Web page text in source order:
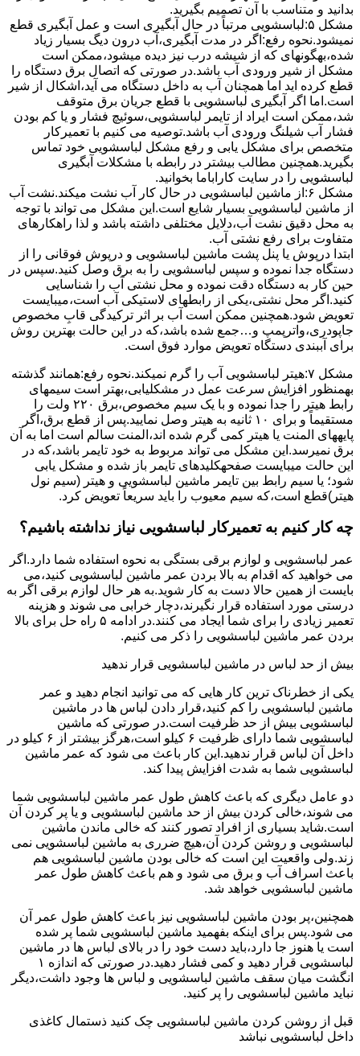
بدانید و متناسب با آن تصمیم بگیرید.
مشکل ۵:لباسشویی مرتباً در ﺣﺎل آﺑﮕﯿﺮی اﺳﺖ و ﻋﻤﻞ آﺑﮕﯿﺮی ﻗﻄﻊ
نمیشود.نحوه رﻓﻊ:اﮔﺮ در ﻣﺪت آﺑﮕﯿﺮی،آب درون دﯾﮓ ﺑﺴﯿﺎر زﯾﺎد
ﺷﺪه،بهگونهای ﮐﻪ از ﺷﯿﺸﻪ درب ﻧﯿﺰ دﯾﺪه میشود،ممکن است
مشکل از شیر ورودی آب باشد.در صورتی که اتصال برق دستگاه را
قطع کرده اید اما همچنان آب به داخل دستگاه می آید،اشکال از شیر
است.اما اگر آبگیری لباسشویی با قطع جریان برق متوقف
شد،ممکن است ایراد از تایمر لباسشویی،سوئیچ فشار و یا کم بودن
فشار آب شیلنگ ورودی آب باشد.توصیه می کنیم با تعمیرکار
متخصص برای مشکل یابی و رفع مشکل لباسشویی خود تماس
بگیرید.همچنین مطالب بیشتر در رابطه با مشکلات آبگیری
لباسشویی را در سایت کاراباما بخوانید.
مشکل ۶:از ﻣﺎﺷﯿﻦ لباسشویی در ﺣﺎل ﮐﺎر آب ﻧﺸﺖ میکند.نشت آب
از ماشین لباسشویی بسیار شایع است.این مشکل می تواند با توجه
به محل دقیق نشت آب،دلایل مختلفی داشته باشد و لذا راهکارهای
متفاوت برای رفع نشتی آب.
ابتدا درپوش یا پنل ﭘﺸﺖ ﻣﺎﺷﯿﻦ لباسشویی و درپوش ﻓﻮﻗﺎﻧﯽ را از
دستگاه ﺟﺪا ﻧﻤﻮده و ﺳﭙﺲ لباسشویی را ﺑﻪ ﺑﺮق وصل ﮐﻨﯿﺪ.سپس در
حین کار به دستگاه دقت نموده و ﻣﺤﻞ نشتی آب را ﺷﻨﺎﺳﺎﯾﯽ
کنید.اﮔﺮ ﻣﺤﻞ نشتی،ﯾﮑﯽ از رابطهای ﻻﺳﺘﯿﮑﯽ آب اﺳﺖ،میبایست
ﺗﻌﻮﯾﺾ شود.همچنین ﻣﻤﮑﻦ اﺳﺖ آب بر اثر ﺗﺮﮐﯿﺪﮔﯽ قابِ ﻣﺨﺼﻮص
ﺟﺎﭘﻮدری،واترپمپ و…جمع شده ﺑﺎﺷﺪ،ﮐﻪ در این حالت بهترین روش
برای آببندی دستگاه ﺗﻌﻮﯾﺾ ﻣﻮارد ﻓﻮق اﺳﺖ.
مشکل ۷:ﻫﯿﺘﺮ لباسشویی آب را ﮔﺮم نمیکند.نحوه رﻓﻊ:ﻫﻤﺎﻧﻨﺪ ﮔﺬﺷﺘﻪ
بهمنظور اﻓﺰاﯾﺶ ﺳﺮﻋﺖ ﻋﻤﻞ در مشکلیابی،بهتر است سیمهای
راﺑﻂ ﻫﯿﺘﺮ را ﺟﺪا ﻧﻤﻮده و ﺑﺎ ﯾﮏ ﺳﯿﻢ ﻣﺨﺼﻮص،برق ۲۲۰ ولت را
مستقیماً و برای ۱۰ ﺛﺎﻧﯿﻪ ﺑﻪ ﻫﯿﺘﺮ وصل نمایید.ﭘﺲ از ﻗﻄﻊ ﺑﺮق،اﮔﺮ
پایههای اﻟﻤﻨﺖ یا هیتر کمی ﮔﺮم ﺷﺪه اند،اﻟﻤﻨﺖ ﺳﺎﻟﻢ است اما ﺑﻪ آن
ﺑﺮق نمیرسد.اﯾﻦ ﻣﺸﮑﻞ می تواند مربوط به ﺧﻮد ﺗﺎﯾﻤﺮ باشد،ﮐﻪ در
این حالت میبایست صفحهکلیدهای ﺗﺎﯾﻤﺮ باز شده و مشکل یابی
شود؛ ﯾﺎ ﺳﯿﻢ راﺑﻂ ﺑﯿﻦ ﺗﺎﯾﻤﺮ ماشین لباسشویی و ﻫﯿﺘﺮ (سیم ﻧﻮل
ﻫﯿﺘﺮ)ﻗﻄﻊ اﺳﺖ،ﮐﻪ ﺳﯿﻢ ﻣﻌﯿﻮب را ﺑﺎﯾﺪ سریعاً ﺗﻌﻮﯾﺾ کرد.
چه کار کنیم به تعمیرکار لباسشویی نیاز نداشته باشیم؟
عمر لباسشویی و لوازم برقی بستگی به نحوه استفاده شما دارد.اگر
می خواهید که اقدام به بالا بردن عمر ماشین لباسشویی کنید،می
بایست از همین حالا دست به کار شوید.به هر حال لوازم برقی اگر به
درستی مورد استفاده قرار نگیرند،دچار خرابی می شوند و هزینه
تعمیر زیادی را برای شما ایجاد می کنند.در ادامه ۵ راه حل برای بالا
بردن عمر ماشین لباسشویی را ذکر می کنیم.
بیش از حد لباس در ماشین لباسشویی قرار ندهید
یکی از خطرناک ترین کار هایی که می توانید انجام دهید و عمر
ماشین لباسشویی را کم کنید،قرار دادن لباس ها در ماشین
لباسشویی بیش از حد ظرفیت است.در صورتی که ماشین
لباسشویی شما دارای ظرفیت ۶ کیلو است،هرگز بیشتر از ۶ کیلو در
داخل آن لباس قرار ندهید.این کار باعث می شود که عمر ماشین
لباسشویی شما به شدت افزایش پیدا کند.
دو عامل دیگری که باعث کاهش طول عمر ماشین لباسشویی شما
می شوند،خالی کردن بیش از حد ماشین لباسشویی و یا پر کردن آن
است.شاید بسیاری از افراد تصور کنند که خالی ماندن ماشین
لباسشویی و روشن کردن آن،هیچ ضرری به ماشین لباسشویی نمی
زند.ولی واقعیت این است که خالی بودن ماشین لباسشویی هم
باعث اسراف آب و برق می شود و هم باعث کاهش طول عمر
ماشین لباسشویی خواهد شد.
همچنین،پر بودن ماشین لباسشویی نیز باعث کاهش طول عمر آن
می شود.پس برای اینکه بفهمید ماشین لباسشویی شما پر شده
است یا هنوز جا دارد،باید دست خود را در بالای لباس ها در ماشین
لباسشویی قرار دهید و کمی فشار دهید.در صورتی که اندازه ۱
انگشت میان سقف ماشین لباسشویی و لباس ها وجود داشت،دیگر
نباید ماشین لباسشویی را پر کنید.
قبل از روشن کردن ماشین لباسشویی چک کنید ذستمال کاغذی
داخل لباسشویی نباشد